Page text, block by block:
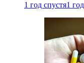
1 год спустя1